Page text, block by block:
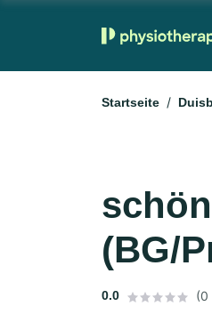
Startseite
(BG/
0.0 (0